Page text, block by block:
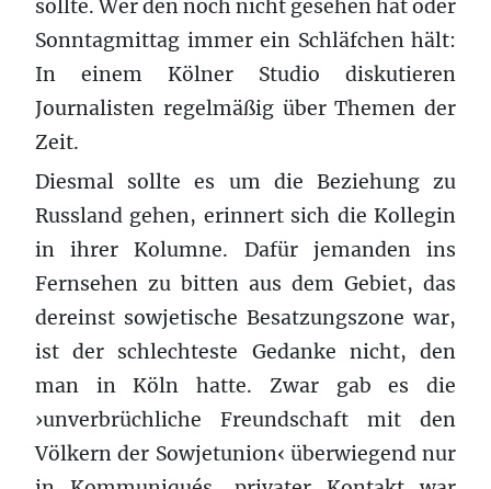
sollte. Wer den noch nicht gesehen hat oder
Sonntagmittag immer ein Schläfchen hält:
In einem Kölner Studio diskutieren
Journalisten regelmäßig über Themen der
Zeit.
Diesmal sollte es um die Beziehung zu
Russland gehen, erinnert sich die Kollegin
in ihrer Kolumne. Dafür jemanden ins
Fernsehen zu bitten aus dem Gebiet, das
dereinst sowjetische Besatzungszone war,
ist der schlechteste Gedanke nicht, den
man in Köln hatte. Zwar gab es die
›unverbrüchliche Freundschaft mit den
Völkern der Sowjetunion‹ überwiegend nur